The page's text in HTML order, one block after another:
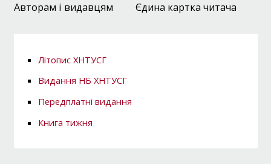
Авторам і видавцям
Єдина картка читача
Літопис ХНТУСГ
Видання НБ ХНТУСГ
Передплатні видання
Книга тижня